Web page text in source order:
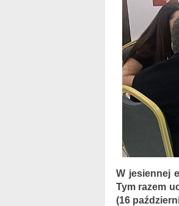
W jesiennej
Tym razem
(16